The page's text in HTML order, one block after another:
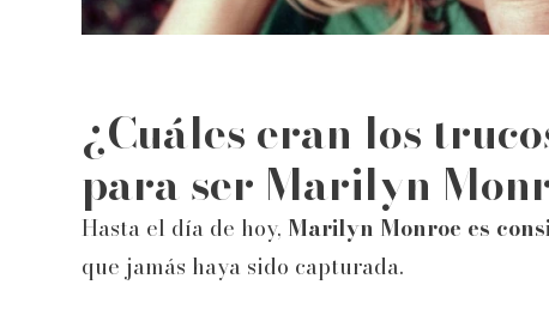
¿Cuáles eran los
para ser Marilyn
Hasta el día de hoy, Marilyn Monroe es
que jamás haya sido capturada.